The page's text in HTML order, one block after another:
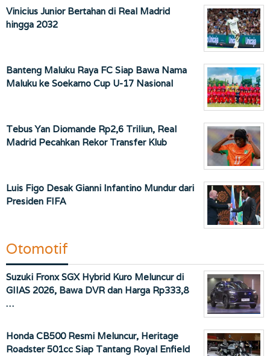
Vinicius Junior Bertahan di Real Madrid
hingga 2032
Banteng Maluku Raya FC Siap Bawa Nama
Maluku ke Soekarno Cup U-17 Nasional
Tebus Yan Diomande Rp2,6 Triliun, Real
Madrid Pecahkan Rekor Transfer Klub
Luis Figo Desak Gianni Infantino Mundur dari
Presiden FIFA
Otomotif
Suzuki Fronx SGX Hybrid Kuro Meluncur di
GIIAS 2026, Bawa DVR dan Harga Rp333,8
…
Honda CB500 Resmi Meluncur, Heritage
Roadster 501cc Siap Tantang Royal Enfield